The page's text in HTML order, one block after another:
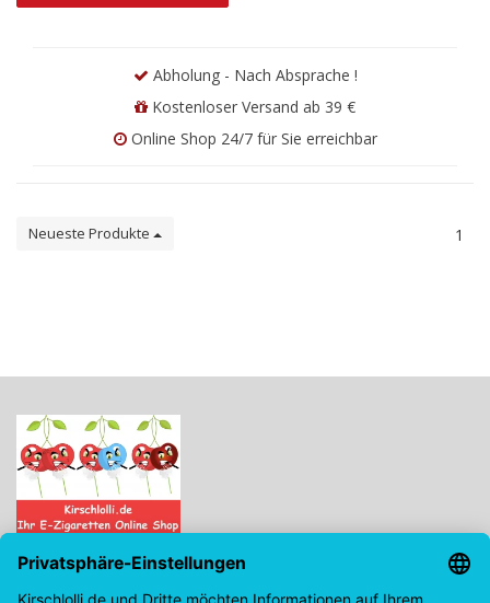
Abholung - Nach Absprache !
Kostenloser Versand ab 39 €
Online Shop 24/7 für Sie erreichbar
Neueste Produkte 1
Kirschlolli.de - Ihr E-Zigaretten Online Shop